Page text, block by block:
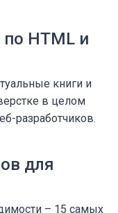
HTML и
книги и
в целом
разработчиков.
для
– 15 самых